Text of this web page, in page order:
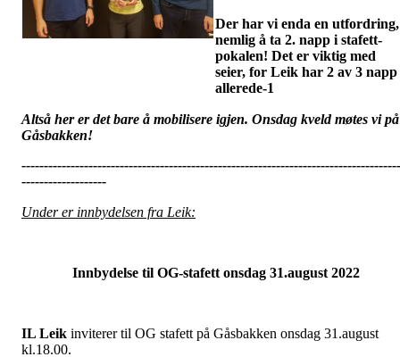
Der har vi enda en utfordring,
nemlig å ta 2. napp i stafett-
pokalen! Det er viktig med
seier, for Leik har 2 av 3 napp
allerede-1
Altså her er det bare å mobilisere igjen. Onsdag kveld møtes vi på
Gåsbakken!
-------------------
Under er innbydelsen fra Leik:
Innbydelse til OG-stafett onsdag 31.august 2022
IL Leik inviterer til OG stafett på Gåsbakken onsdag 31.august
kl.18.00.